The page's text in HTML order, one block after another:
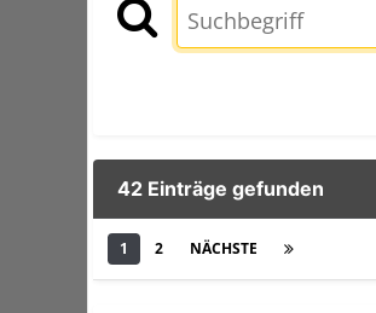
42 Einträge gefunden
1 2 NÄCHSTE